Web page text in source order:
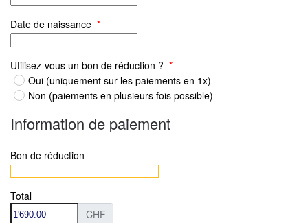
Date de naissance *
Utilisez-vous un bon de réduction ? *
Oui (uniquement sur les paiements en 1x)
Non (paiements en plusieurs fois possible)
Information de paiement
Bon de réduction
Total
CHF